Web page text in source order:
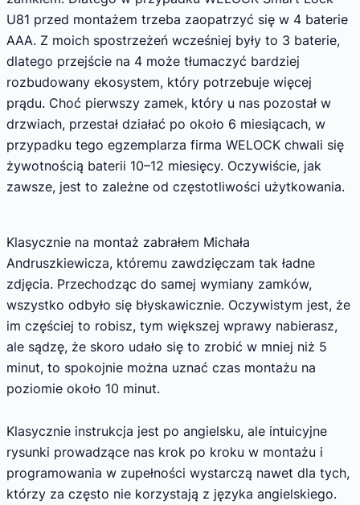
U81 przed montażem trzeba zaopatrzyć się w 4 baterie
AAA. Z moich spostrzeżeń wcześniej były to 3 baterie,
dlatego przejście na 4 może tłumaczyć bardziej
rozbudowany ekosystem, który potrzebuje więcej
prądu. Choć pierwszy zamek, który u nas pozostał w
drzwiach, przestał działać po około 6 miesiącach, w
przypadku tego egzemplarza firma WELOCK chwali się
żywotnością baterii 10–12 miesięcy. Oczywiście, jak
zawsze, jest to zależne od częstotliwości użytkowania.
Klasycznie na montaż zabrałem Michała
Andruszkiewicza, któremu zawdzięczam tak ładne
zdjęcia. Przechodząc do samej wymiany zamków,
wszystko odbyło się błyskawicznie. Oczywistym jest, że
im częściej to robisz, tym większej wprawy nabierasz,
ale sądzę, że skoro udało się to zrobić w mniej niż 5
minut, to spokojnie można uznać czas montażu na
poziomie około 10 minut.
Klasycznie instrukcja jest po angielsku, ale intuicyjne
rysunki prowadzące nas krok po kroku w montażu i
programowania w zupełności wystarczą nawet dla tych,
którzy za często nie korzystają z języka angielskiego.